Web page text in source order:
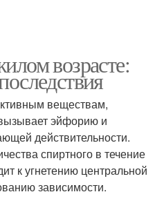
возрасте:
веществам,
эйфорию и
действительности.
спиртного в течение
к угнетению центральной
зависимости.